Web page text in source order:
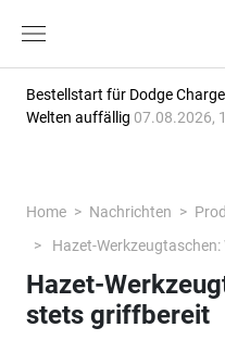
Bestellstart für Dodge
Welten auffällig 07.08.2026,
Home Nachrichten
Hazet-
Hazet-
stets griffbereit